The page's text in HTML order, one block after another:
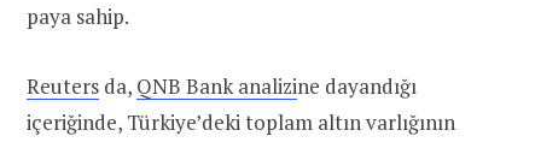
paya sahip.
Reuters da, QNB Bank analizine dayandığı
içeriğinde, Türkiye’deki toplam altın varlığının